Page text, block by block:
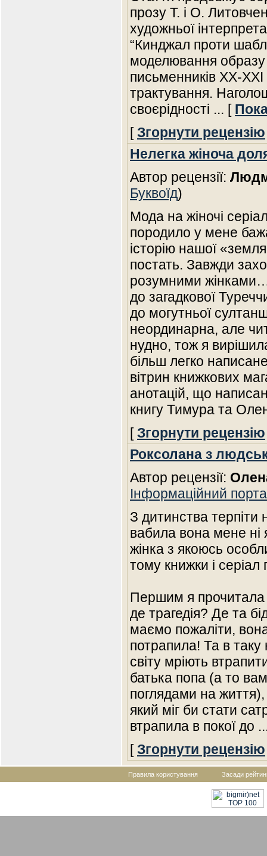
прозу Т. і О.
художньої
“Кинджал проти
моделювання образу
письменників ХХ-ХХІ
трактування.
своєрідності ... [
[Згорнути рецензію
Нелегка жіноча
Автор рецензії:
Буквоїд)
Мода на жіночі
породило у мене
історію нашої
постать. Завжди
розумними
до загадкової
до могутньої
неординарна, але
нудно, тож я
більш легко
вітрин книжкових
анотацій, що
книгу Тимура та
[Згорнути рецензію
Роксолана з
Автор рецензії:
Інформаційний
З дитинства
вабила вона мене ні
жінка з якоюсь
тому книжки і серіал
Першим я прочитала
де трагедія? Де та
маємо пожаліти,
потрапила! Та в таку
світу мріють
батька попа (а то
поглядами на життя),
який міг би стати
втрапила в покої до
[Згорнути рецензію
Правила користування Засади